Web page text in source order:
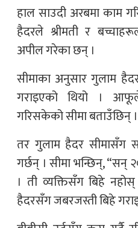
हाल साउदी अरबमा काम
हैदरले श्रीमती र
अपील गरेका छन् ।
सीमाका अनुसार गुलाम
गराइएको थियो ।
गरिसकेको सीमा बताउँछिन् ।
तर गुलाम हैदर सीमासँग
गर्छन् । सीमा भन्छिन्, “सन्
। ती व्यक्तिसँग बिहे
हैदरसँग जबरजस्ती बिहे